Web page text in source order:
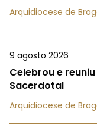
Arquidiocese de
9 agosto 2026
Celebrou e
Sacerdotal
Arquidiocese de